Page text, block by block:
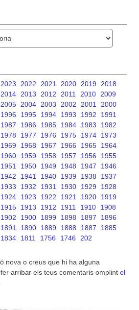
2023 2022 2021 2020 2019
2018
2014 2013 2012 2011 2010 2009
2005 2004 2003 2002 2001
2000
1996 1995 1994 1993 1992
1991
1987 1986 1985 1984 1983
1982
1978 1977 1976 1975 1974
1973
1969 1968 1967 1966 1965
1964
1960 1959 1958 1957 1956
1955
1951 1950 1949 1948 1947
1946
1942 1941 1940 1939 1938
1937
1933 1932 1931 1930 1929
1928
1924 1923 1922 1921 1920
1919
1915 1913 1912 1911 1910
1908
1902 1900 1899 1898 1897
1896
1891 1890 1889 1888 1887
1885
1834 1811 1756 1746 202
nova o creus que hi ha alguna
arribar els teus comentaris omplint el